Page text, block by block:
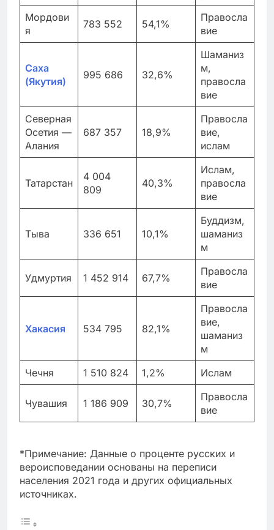
Мордови
я
783 552 54,1%
Правосла
вие
Саха
(Якутия)
995 686 32,6%
Шаманиз
м,
правосла
вие
Северная
Осетия —
Алания
687 357 18,9%
Правосла
вие,
ислам
Татарстан
4 004
809
40,3%
Ислам,
правосла
вие
Тыва 336 651 10,1%
Буддизм,
шаманиз
м
Удмуртия 1 452 914 67,7%
Правосла
вие
Хакасия 534 795 82,1%
Правосла
вие,
шаманиз
м
Чечня
1 510 824 1,2% Ислам
Чувашия 1 186 909 30,7%
Правосла
вие
*Примечание: Данные о проценте русских и
вероисповедании основаны на переписи
населения 2021 года и других официальных
источниках.